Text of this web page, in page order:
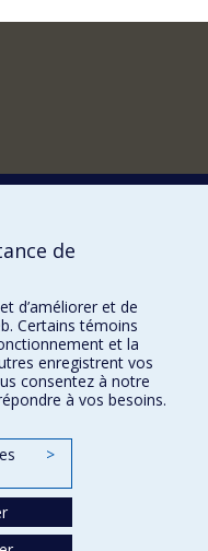
de
d’améliorer et de
Certains témoins
et la
enregistrent vos
consentez à notre
à vos besoins.
>